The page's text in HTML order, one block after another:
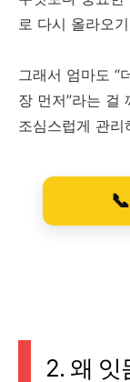
로 다시 올라오
그래서 엄마도 “
장 먼저”라는 걸
조심스럽게 관리
2. 왜 잇